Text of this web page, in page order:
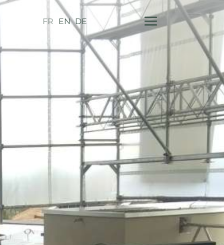
FR EN DE